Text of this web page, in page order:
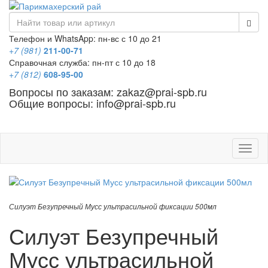
Телефон и WhatsApp: пн-вс с 10 до 21
+7 (981) 211-00-71
Справочная служба: пн-пт с 10 до 18
+7 (812) 608-95-00
Вопросы по заказам: zakaz@prai-spb.ru
Общие вопросы: info@prai-spb.ru
Силуэт Безупречный Мусс ультрасильной фиксации 500мл
Силуэт Безупречный
Мусс ультрасильной